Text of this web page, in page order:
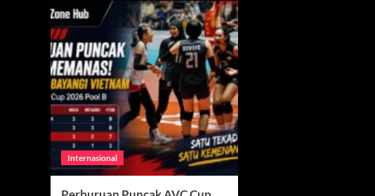
Internasional